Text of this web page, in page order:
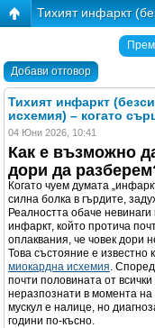
Тихият инфаркт
Добави отговор
Тихият инфаркт
исхемия) – когато
04 Юни 2026, 10:41
Как е възможно
дори да
Когато чуем думата
силна болка в гърдите,
Реалността обаче
инфаркт, който протича
оплаквания, че човек дори
Това състояние е известно
миокардна исхемия.
почти половината от
неразпознати в момента
мускул е налице, но
години по-късно.